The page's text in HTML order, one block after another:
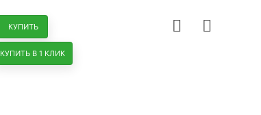
КУПИТЬ
КУПИТЬ В 1 КЛИК